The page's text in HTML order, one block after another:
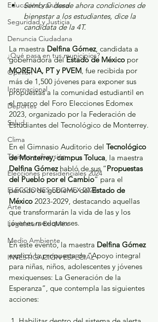
Educación y Cultura
Seguridad y Justicia
Denuncia Ciudadana
¿Qué pasa en tus municipios?
Opinión
Internacional
Deportes
Salud
Clima
Turismo y diversión
Elecciones presidenciales 2024
ELECCIONES EDOMEX 2024
Arte
Legislatura EdoMéx
Medio Ambiente
INVESTIGACIÓN ESPECIAL
Sembrar desde ahora condiciones de
bienestar a los estudiantes, dice la
candidata de la 4T.
La maestra Delfina Gómez, candidata a
gobernadora del Estado de México por
MORENA, PT y PVEM, fue recibida por
más de 1,500 jóvenes para exponer sus
propuestas a la comunidad estudiantil en
el marco del Foro Elecciones Edomex
2023, organizado por la Federación de
Estudiantes del Tecnológico de Monterrey.
En el Gimnasio Auditorio del Tecnológico
de Monterrey, campus Toluca, la maestra
Delfina Gómez habló de sus “Propuestas
del Pueblo por el Cambio” para el
periodo de gobierno del Estado de
México 2023-2029, destacando aquellas
que transformarán la vida de las y los
jóvenes mexiquenses.
En este evento, la maestra Delfina Gómez
explicó la propuesta de “Apoyo integral
para niñas, niños, adolescentes y jóvenes
mexiquenses: La Generación de la
Esperanza”, que contempla las siguientes
acciones: